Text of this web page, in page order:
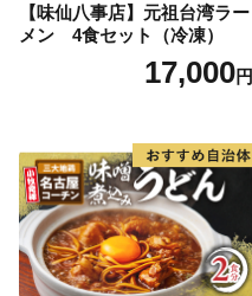
【味仙八事店】元祖台湾ラー
メン 4食セット（冷凍）
17,000円